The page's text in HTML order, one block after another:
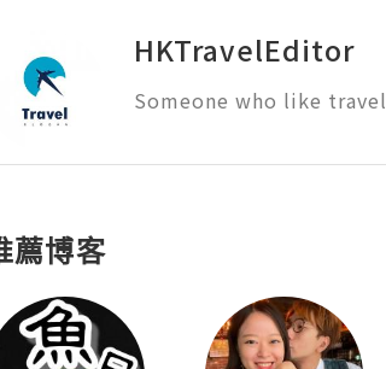
HKTravelEditor
Someone who like travel
薦博客